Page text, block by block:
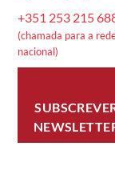
+351 253 215
(chamada para a
nacional)